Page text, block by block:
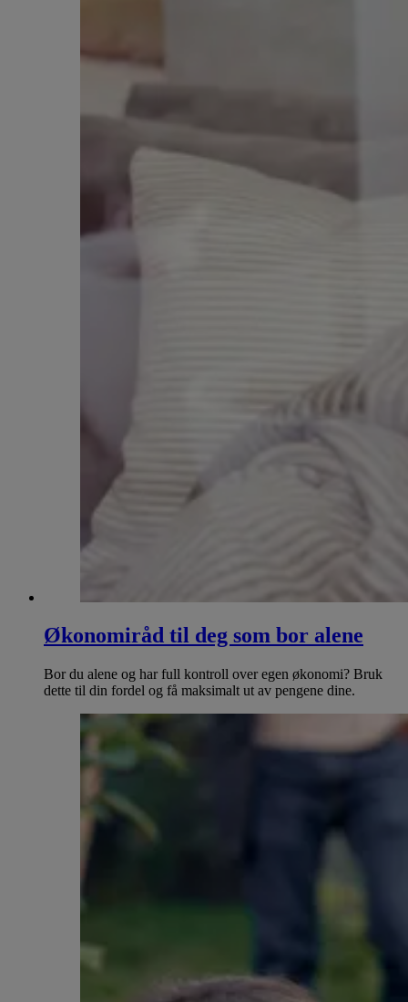
Økonomiråd til deg som bor alene
Bor du alene og har full kontroll over egen økonomi? Bruk
dette til din fordel og få maksimalt ut av pengene dine.